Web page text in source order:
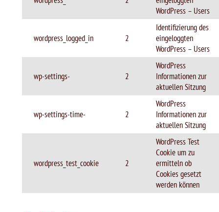
WordPress – Users
wordpress_logged_in 2
Identifizierung des
eingeloggten
WordPress – Users
wp-settings- 2
WordPress
Informationen zur
aktuellen Sitzung
wp-settings-time- 2
WordPress
Informationen zur
aktuellen Sitzung
wordpress_test_cookie 2
WordPress Test
Cookie um zu
ermitteln ob
Cookies gesetzt
werden können